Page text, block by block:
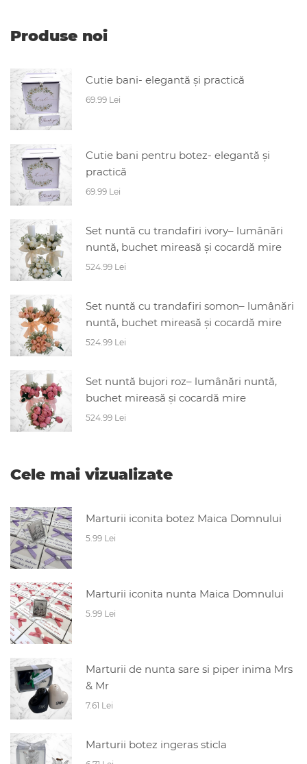
Produse noi
Cutie bani- elegantă și practică
69.99 Lei
Cutie bani pentru botez- elegantă și
practică
69.99 Lei
Set nuntă cu trandafiri ivory– lumânări
nuntă, buchet mireasă și cocardă mire
524.99 Lei
Set nuntă cu trandafiri somon– lumânări
nuntă, buchet mireasă și cocardă mire
524.99 Lei
Set nuntă bujori roz– lumânări nuntă,
buchet mireasă și cocardă mire
524.99 Lei
Cele mai vizualizate
Marturii iconita botez Maica Domnului
5.99 Lei
Marturii iconita nunta Maica Domnului
5.99 Lei
Marturii de nunta sare si piper inima Mrs
& Mr
7.61 Lei
Marturii botez ingeras sticla